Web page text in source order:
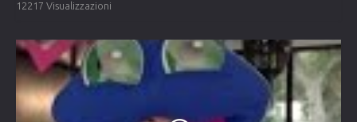
12217 Visualizzazioni